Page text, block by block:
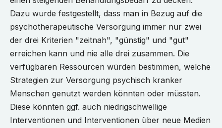
Dazu wurde festgestellt, dass man in Bezug auf die
psychotherapeutische Versorgung immer nur zwei
der drei Kriterien "zeitnah", "günstig" und "gut"
erreichen kann und nie alle drei zusammen. Die
verfügbaren Ressourcen würden bestimmen, welche
Strategien zur Versorgung psychisch kranker
Menschen genutzt werden könnten oder müssten.
Diese könnten ggf. auch niedrigschwellige
Interventionen und Interventionen über neue Medien